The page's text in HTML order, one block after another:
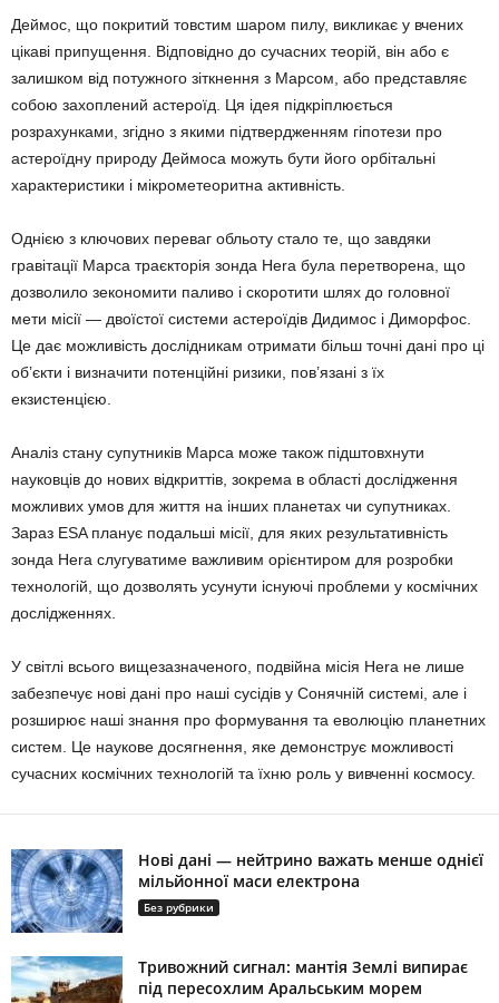
Деймос, що покритий товстим шаром пилу, викликає у вчених
цікаві припущення. Відповідно до сучасних теорій, він або є
залишком від потужного зіткнення з Марсом, або представляє
собою захоплений астероїд. Ця ідея підкріплюється
розрахунками, згідно з якими підтвердженням гіпотези про
астероїдну природу Деймоса можуть бути його орбітальні
характеристики і мікрометеоритна активність.
Однією з ключових переваг обльоту стало те, що завдяки
гравітації Марса траєкторія зонда Hera була перетворена, що
дозволило зекономити паливо і скоротити шлях до головної
мети місії — двоїстої системи астероїдів Дидимос і Диморфос.
Це дає можливість дослідникам отримати більш точні дані про ці
об’єкти і визначити потенційні ризики, пов’язані з їх
екзистенцією.
Аналіз стану супутників Марса може також підштовхнути
науковців до нових відкриттів, зокрема в області дослідження
можливих умов для життя на інших планетах чи супутниках.
Зараз ESA планує подальші місії, для яких результативність
зонда Hera слугуватиме важливим орієнтиром для розробки
технологій, що дозволять усунути існуючі проблеми у космічних
дослідженнях.
У світлі всього вищезазначеного, подвійна місія Hera не лише
забезпечує нові дані про наші сусідів у Сонячній системі, але і
розширює наші знання про формування та еволюцію планетних
систем. Це наукове досягнення, яке демонструє можливості
сучасних космічних технологій та їхню роль у вивченні космосу.
Нові дані — нейтрино важать менше однієї
мільйонної маси електрона
Без рубрики
Тривожний сигнал: мантія Землі випирає
під пересохлим Аральським морем